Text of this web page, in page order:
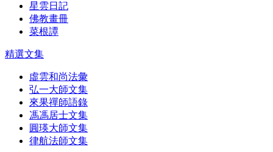
星雲日記
佛教畫冊
菜根譚
精選文集
虛雲和尚法彙
弘一大師文集
來果禪師語錄
馮馮居士文集
圓瑛大師文集
律航法師文集